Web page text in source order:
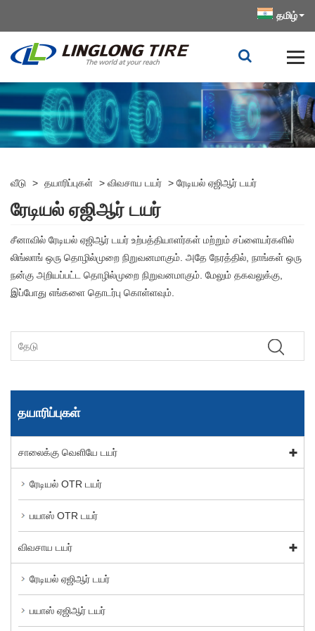
தமிழ்
வீடு > தயாரிப்புகள் > விவசாய டயர் > ரேடியல் ஏஜிஆர் டயர்
ரேடியல் ஏஜிஆர் டயர்
சீனாவில் ரேடியல் ஏஜிஆர் டயர் உற்பத்தியாளர்கள் மற்றும் சப்ளையர்களில்
லிங்லாங் ஒரு தொழில்முறை நிறுவனமாகும். அதே நேரத்தில், நாங்கள் ஒரு
நன்கு அறியப்பட்ட தொழில்முறை நிறுவனமாகும். மேலும் தகவலுக்கு,
இப்போது எங்களை தொடர்பு கொள்ளவும்.
தயாரிப்புகள்
சாலைக்கு வெளியே டயர்
ரேடியல் OTR டயர்
பயாஸ் OTR டயர்
விவசாய டயர்
ரேடியல் ஏஜிஆர் டயர்
பயாஸ் ஏஜிஆர் டயர்